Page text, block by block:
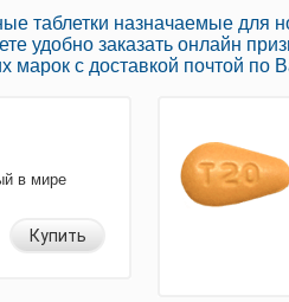
таблетки назначаемые для
удобно заказать онлайн
марок с доставкой почтой по
в мире
Купить